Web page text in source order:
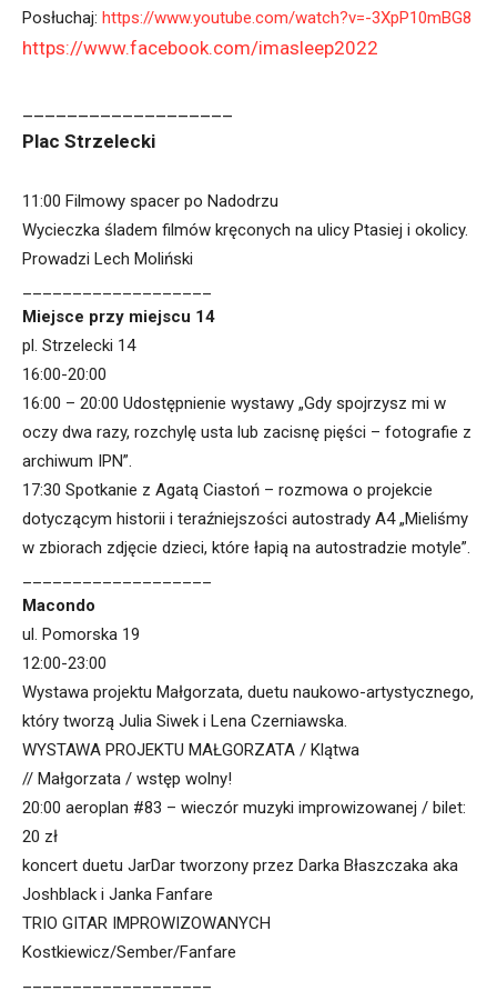
Posłuchaj: https://www.youtube.com/watch?v=-3XpP10mBG8
https://www.facebook.com/imasleep2022
Plac Strzelecki
11:00 Filmowy spacer po Nadodrzu
Wycieczka śladem filmów kręconych na ulicy Ptasiej i okolicy.
Prowadzi Lech Moliński
Miejsce przy miejscu 14
pl. Strzelecki 14
16:00-20:00
16:00 – 20:00 Udostępnienie wystawy „Gdy spojrzysz mi w
oczy dwa razy, rozchylę usta lub zacisnę pięści – fotografie z
archiwum IPN”.
17:30 Spotkanie z Agatą Ciastoń – rozmowa o projekcie
dotyczącym historii i teraźniejszości autostrady A4 „Mieliśmy
w zbiorach zdjęcie dzieci, które łapią na autostradzie motyle”.
Macondo
ul. Pomorska 19
12:00-23:00
Wystawa projektu Małgorzata, duetu naukowo-artystycznego,
który tworzą Julia Siwek i Lena Czerniawska.
WYSTAWA PROJEKTU MAŁGORZATA / Klątwa
// Małgorzata / wstęp wolny!
20:00 aeroplan #83 – wieczór muzyki improwizowanej / bilet:
20 zł
koncert duetu JarDar tworzony przez Darka Błaszczaka aka
Joshblack i Janka Fanfare
TRIO GITAR IMPROWIZOWANYCH
Kostkiewicz/Sember/Fanfare